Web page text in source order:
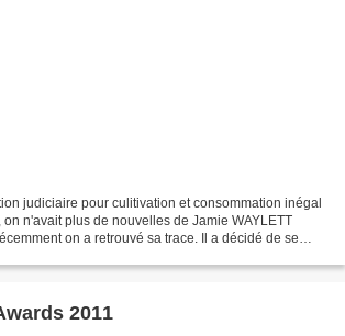
judiciaire pour culitivation et consommation inégal
n'avait plus de nouvelles de Jamie WAYLETT
on a retrouvé sa trace. Il a décidé de se
2011